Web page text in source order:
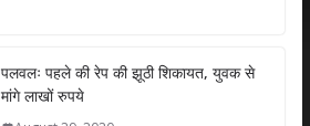
er e
dI
l e
पलवलः पहले की रेप की झूठी शिकायत, युवक से
मांगे लाखों रुपये